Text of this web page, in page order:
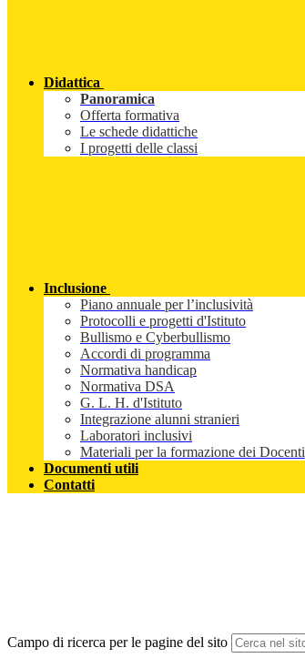
Didattica
Panoramica
Offerta formativa
Le schede didattiche
I progetti delle classi
Inclusione
Piano annuale per l’inclusività
Protocolli e progetti d'Istituto
Bullismo e Cyberbullismo
Accordi di programma
Normativa handicap
Normativa DSA
G. L. H. d'Istituto
Integrazione alunni stranieri
Laboratori inclusivi
Materiali per la formazione dei Docenti
Documenti utili
Contatti
Campo di ricerca per le pagine del sito